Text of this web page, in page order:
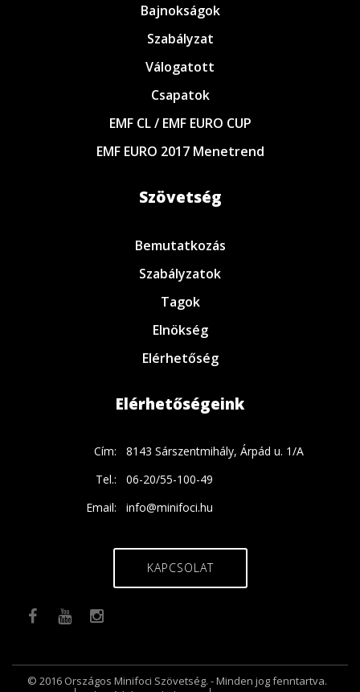
Bajnokságok
Szabályzat
Válogatott
Csapatok
EMF CL / EMF EURO CUP
EMF EURO 2017 Menetrend
Szövetség
Bemutatkozás
Szabályzatok
Tagok
Elnökség
Elérhetőség
Elérhetőségeink
Cím:
8143 Sárszentmihály, Árpád u. 1/A
Tel.:
06-20/55-100-49
Email:
info@minifoci.hu
KAPCSOLAT
© 2016 Országos Minifoci Szövetség. - Minden jog fenntartva.